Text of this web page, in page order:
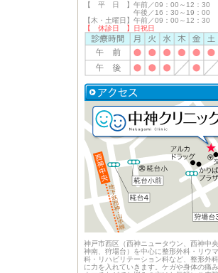
【 平 日 】午前／09：00～12：30
午後／16：30～19：00
【木・土曜日】午前／09：00～12：30
【 休診日 】日祝日
神戸市西区（西神ニュータウン、西神中
神南、狩場台）を中心に整形外科・リウ
科・リハビリテーション科など、整形外
に力を入れていきます。ケガや身体の痛